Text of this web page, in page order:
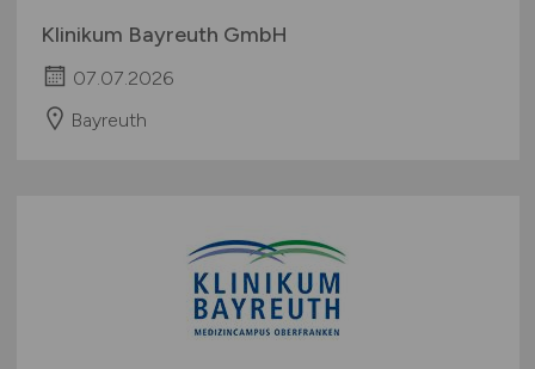
Klinikum Bayreuth GmbH
07.07.2026
Bayreuth